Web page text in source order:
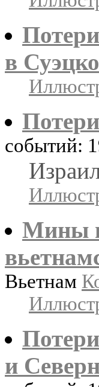
в
событий:
Мины
Вьетнам
и